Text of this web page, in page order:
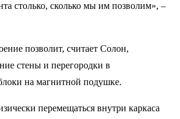
столько, сколько мы им позволим», –
позволит, считает Солон,
стены и перегородки в
на магнитной подушке.
перемещаться внутри каркаса